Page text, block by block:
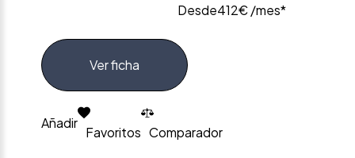
Desde412€ /mes*
Ver ficha
Añadir
Favoritos Comparador